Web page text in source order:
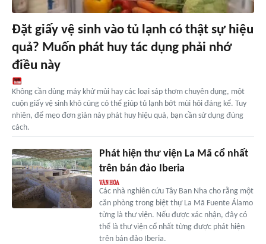
Đặt giấy vệ sinh vào tủ lạnh có thật sự hiệu
quả? Muốn phát huy tác dụng phải nhớ
điều này
Không cần dùng máy khử mùi hay các loại sáp thơm chuyên dụng, một
cuộn giấy vệ sinh khô cũng có thể giúp tủ lạnh bớt mùi hôi đáng kể. Tuy
nhiên, để mẹo đơn giản này phát huy hiệu quả, bạn cần sử dụng đúng
cách.
Phát hiện thư viện La Mã cổ nhất
trên bán đảo Iberia
Các nhà nghiên cứu Tây Ban Nha cho rằng một
căn phòng trong biệt thự La Mã Fuente Álamo
từng là thư viện. Nếu được xác nhận, đây có
thể là thư viện cổ nhất từng được phát hiện
trên bán đảo Iberia.